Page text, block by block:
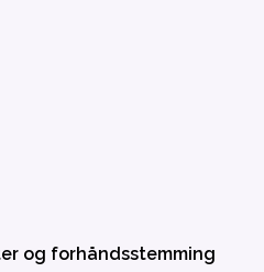
og forhåndsstemming